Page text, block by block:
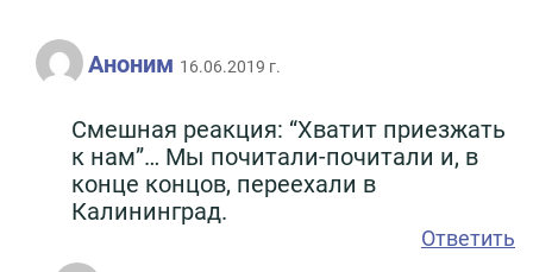
Аноним 16.06.2019 г.
Смешная реакция: “Хватит приезжать
к нам”… Мы почитали-почитали и, в
конце концов, переехали в
Калининград.
Ответить